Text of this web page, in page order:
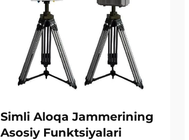
Simli Aloqa Jammerining
Asosiy Funktsiyalari